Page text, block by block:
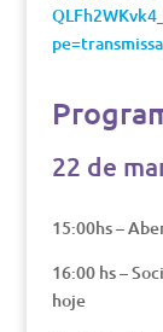
22 de
15:00hs –
16:00 hs –
hoje